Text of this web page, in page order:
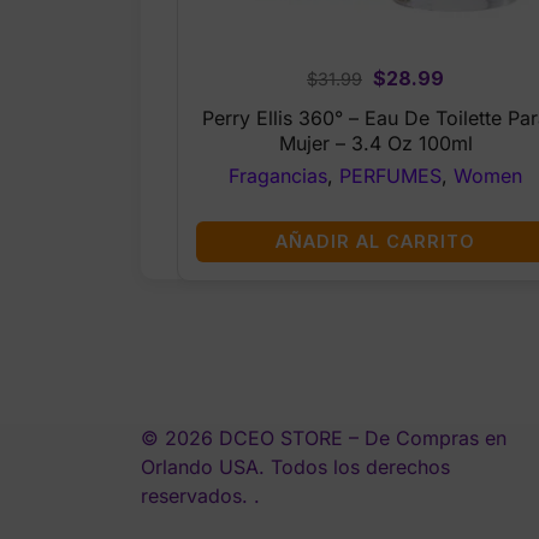
$31.99 Original
price
was:
$31.99.
$28.99
price
is:
$28.99.
Perry Ellis 360° – Eau De Toilette
Mujer – 3.4 Oz 100ml
Fragancias, PERFUMES, Women
AÑADIR AL CARRITO
© 2026 DCEO STORE – De Compras en
Orlando USA. Todos los derechos
reservados. .